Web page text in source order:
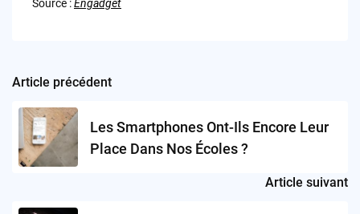
Source :Engadget
Post
navigation
Article précédent
Les Smartphones Ont-Ils Encore Leur
Place Dans Nos Écoles ?
Article suivant